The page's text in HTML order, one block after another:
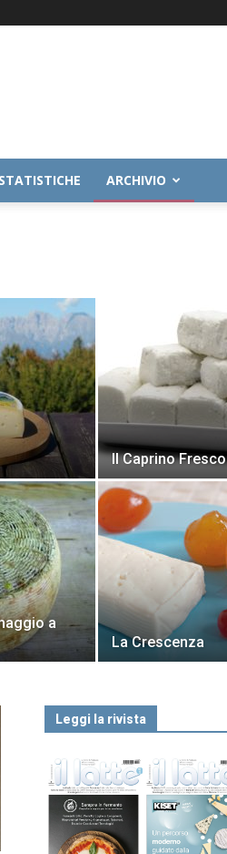
STATISTICHE ARCHIVIO
Il Caprino Fresco
a
La Crescenza
Leggi la rivista